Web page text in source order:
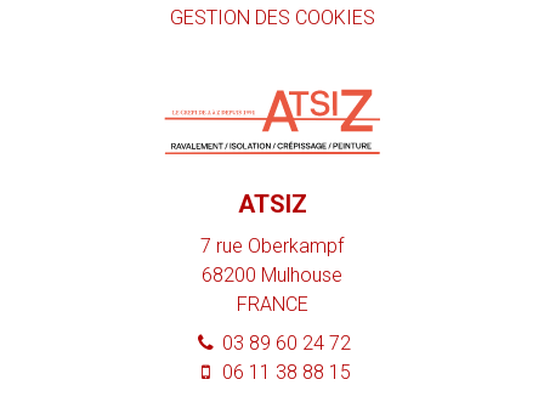
GESTION DES COOKIES
ATSIZ
7 rue Oberkampf
68200 Mulhouse
FRANCE
03 89 60 24 72
06 11 38 88 15